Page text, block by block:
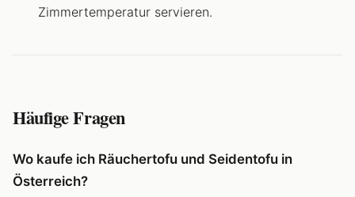
Zimmertemperatur servieren.
Häufige Fragen
Wo kaufe ich Räuchertofu und Seidentofu in
Österreich?